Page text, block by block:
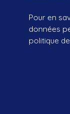
Pour en
données
politique